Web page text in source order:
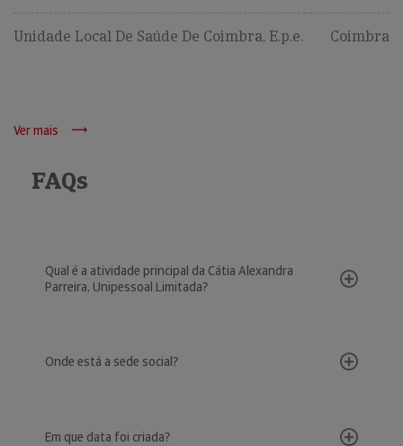
Unidade Local De Saúde De Coimbra, E.p.e. Coimbra
Ver mais
FAQs
Qual é a atividade principal da Cátia Alexandra
Parreira, Unipessoal Limitada?
Onde está a sede social?
Em que data foi criada?